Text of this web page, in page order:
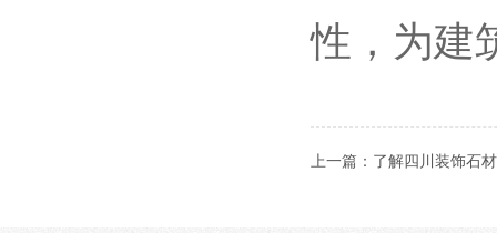
性，为建
上一篇： 了解四川装饰石